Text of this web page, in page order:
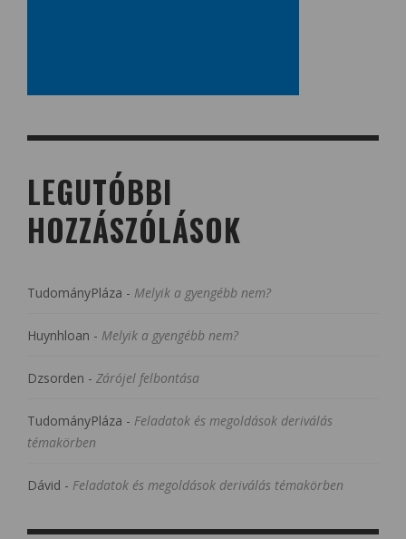
LEGUTÓBBI
HOZZÁSZÓLÁSOK
TudományPláza - Melyik a gyengébb nem?
Huynhloan - Melyik a gyengébb nem?
Dzsorden - Zárójel felbontása
TudományPláza - Feladatok és megoldások deriválás
témakörben
Dávid - Feladatok és megoldások deriválás témakörben